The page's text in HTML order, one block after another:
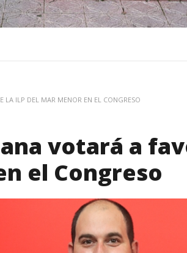
LA ILP DEL MAR MENOR EN EL CONGRESO
votará a
el Congreso